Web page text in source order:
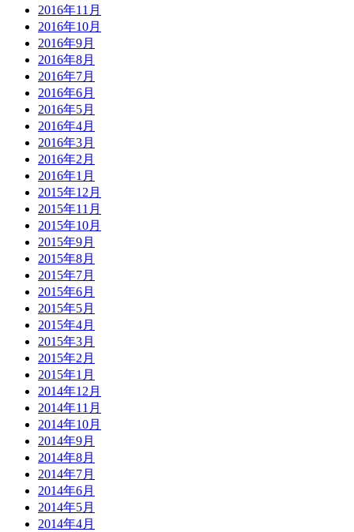
2016年11月
2016年10月
2016年9月
2016年8月
2016年7月
2016年6月
2016年5月
2016年4月
2016年3月
2016年2月
2016年1月
2015年12月
2015年11月
2015年10月
2015年9月
2015年8月
2015年7月
2015年6月
2015年5月
2015年4月
2015年3月
2015年2月
2015年1月
2014年12月
2014年11月
2014年10月
2014年9月
2014年8月
2014年7月
2014年6月
2014年5月
2014年4月